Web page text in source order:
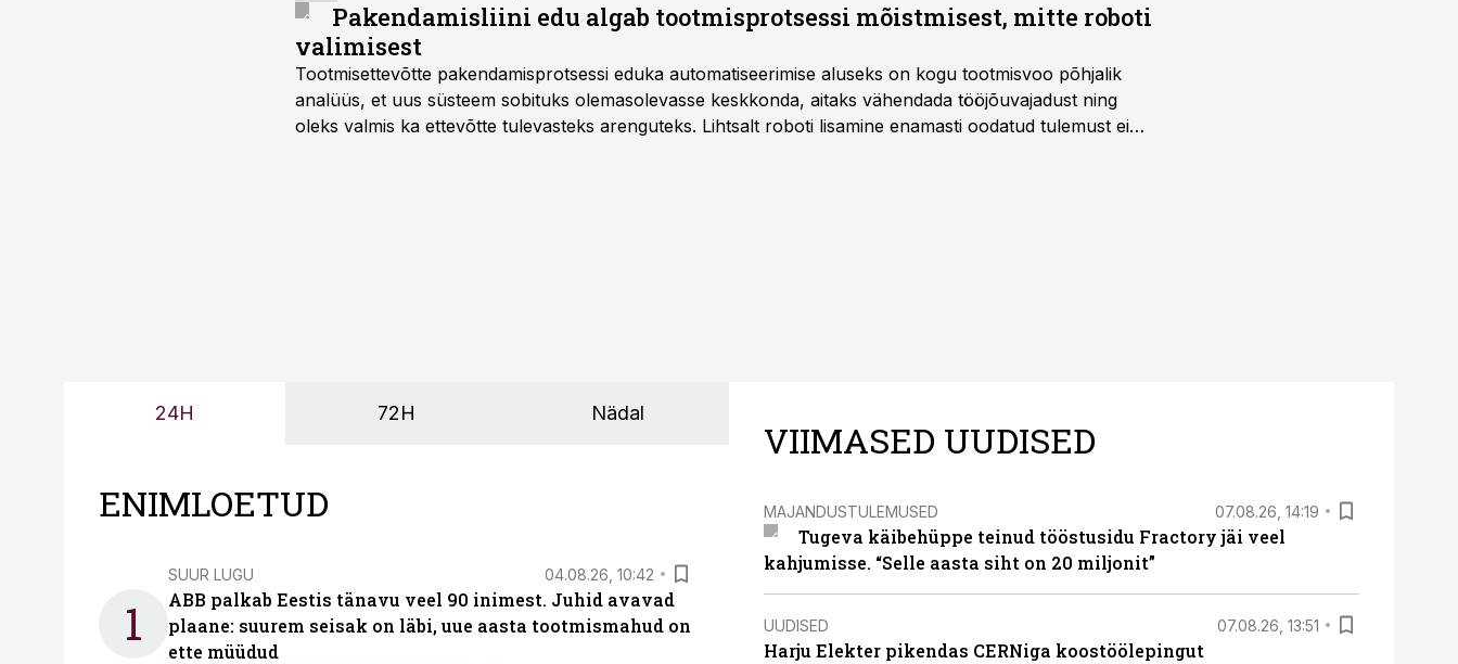
Pakendamisliini edu algab tootmisprotsessi mõistmisest, mitte roboti
valimisest
Tootmisettevõtte pakendamisprotsessi eduka automatiseerimise aluseks on kogu tootmisvoo põhjalik
analüüs, et uus süsteem sobituks olemasolevasse keskkonda, aitaks vähendada tööjõuvajadust ning
oleks valmis ka ettevõtte tulevasteks arenguteks. Lihtsalt roboti lisamine enamasti oodatud tulemust ei
24H 72H Nädal
ENIMLOETUD
1
SUUR LUGU 04.08.26, 10:42
ABB palkab Eestis tänavu veel 90 inimest. Juhid avavad
plaane: suurem seisak on läbi, uue aasta tootmismahud on
ette müüdud
VIIMASED UUDISED
MAJANDUSTULEMUSED 07.08.26, 14:19
Tugeva käibehüppe teinud tööstusidu Fractory jäi veel
kahjumisse. “Selle aasta siht on 20 miljonit”
UUDISED 07.08.26, 13:51
Harju Elekter pikendas CERNiga koostöölepingut